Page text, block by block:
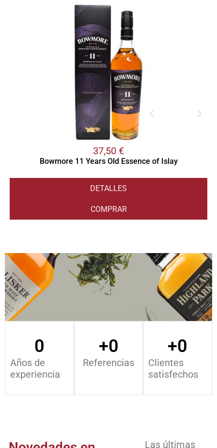
37,50 €
Bowmore 11 Years Old Essence of Islay
DETALLES
COMPRAR
Años de
experiencia
0
Referencias
+0
Clientes
satisfechos
+0
Las últimas